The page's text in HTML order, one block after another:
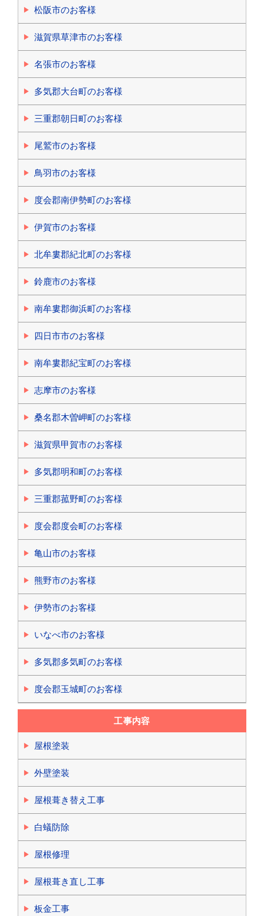
松阪市のお客様
滋賀県草津市のお客様
名張市のお客様
多気郡大台町のお客様
三重郡朝日町のお客様
尾鷲市のお客様
鳥羽市のお客様
度会郡南伊勢町のお客様
伊賀市のお客様
北牟婁郡紀北町のお客様
鈴鹿市のお客様
南牟婁郡御浜町のお客様
四日市市のお客様
南牟婁郡紀宝町のお客様
志摩市のお客様
桑名郡木曽岬町のお客様
滋賀県甲賀市のお客様
多気郡明和町のお客様
三重郡菰野町のお客様
度会郡度会町のお客様
亀山市のお客様
熊野市のお客様
伊勢市のお客様
いなべ市のお客様
多気郡多気町のお客様
度会郡玉城町のお客様
工事内容
屋根塗装
外壁塗装
屋根葺き替え工事
白蟻防除
屋根修理
屋根葺き直し工事
板金工事